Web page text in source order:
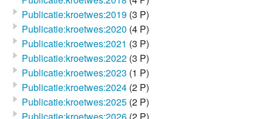
Publicatie:kroetwes:2019 (3 P)
Publicatie:kroetwes:2020 (4 P)
Publicatie:kroetwes:2021 (3 P)
Publicatie:kroetwes:2022 (3 P)
Publicatie:kroetwes:2023 (1 P)
Publicatie:kroetwes:2024 (2 P)
Publicatie:kroetwes:2025 (2 P)
Publicatie:kroetwes:2026 (2 P)